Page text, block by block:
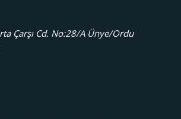
Çarşı Cd. No:28/A Ünye/Ordu